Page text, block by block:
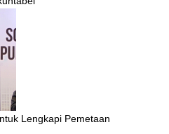
Lengkapi Pemetaan